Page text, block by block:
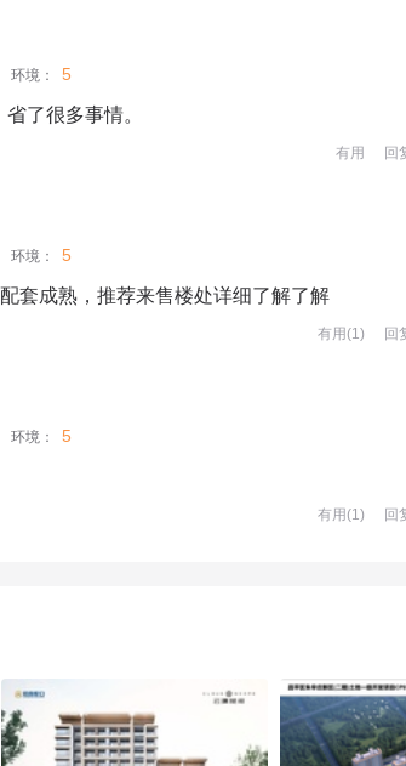
环境： 5
了很多事情。
有用 回
环境： 5
套成熟，推荐来售楼处详细了解了解
有用(1) 回
环境： 5
有用(1) 回